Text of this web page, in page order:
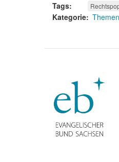
Tags
Kategorie Themen